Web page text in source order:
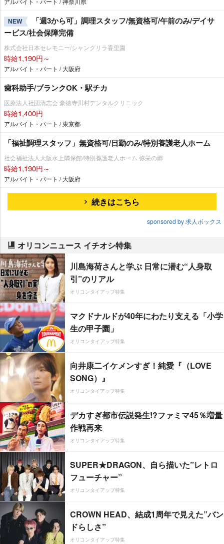
NEW
「週3から可」調理スタッフ/無資格可/午前のみ/デイサ
ービス/社会保障完備
株式会社日本セレモニー/シャングリラ香里園
時給1,190円～
アルバイト・パート / 大阪府
歯科助手/ブランクOK・駅チカ
医療法人社団清志会 豪徳寺川村デンタルクリニック
時給1,400円
アルバイト・パート / 東京都
「福祉調理スタッフ」無資格可/日勤のみ/特別養護老人ホーム
社会福祉法人大阪水上隣保館/特別養護老人ホーム 弥栄の郷
時給1,190円～
アルバイト・パート / 大阪府
続きはこちら
sponsored by 求人ボックス
オリコンニュース イチオシ特集
川島海荷さんと学ぶ 日常に潜む“人身取
引”のリアル
オリコンタイアップ特集
マクドナルドが40年にわたり支える「小学
生の甲子園」
オリコンタイアップ特集
向井康二イケメンすぎ！純愛『（LOVE
SONG）』
オリコンタイアップ特集
デカすぎ都市伝説発生!?ファミマ45％増量
作戦再来
オリコンタイアップ特集
SUPER★DRAGON、自ら描いた”レトロ
フューチャー”
オリコンタイアップ特集
CROWN HEAD、結成1周年で見えた”バン
ドらしさ”
オリコンタイアップ特集